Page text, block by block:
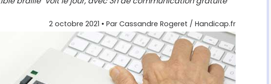
2 octobre 2021 • Par Cassandre Rogeret / Handicap.fr